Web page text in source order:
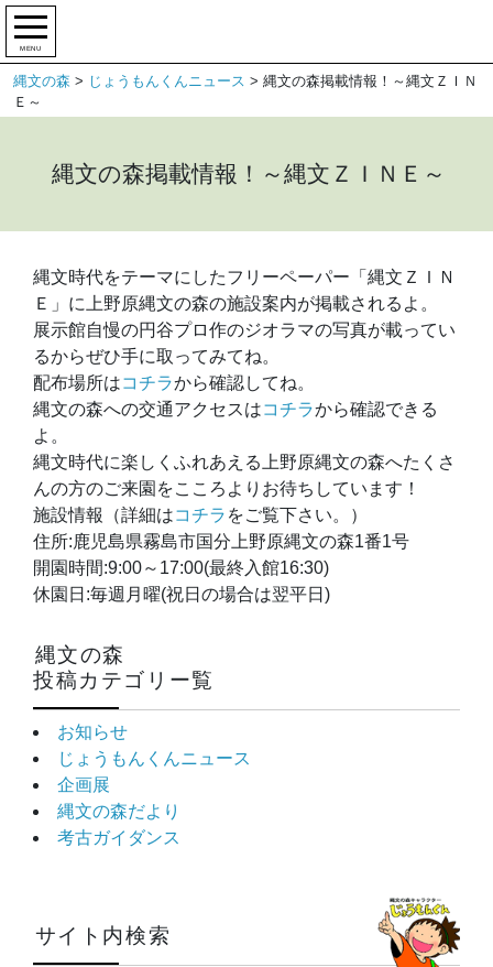
MENU
縄文の森 > じょうもんくんニュース > 縄文の森掲載情報！～縄文ＺＩＮ
Ｅ～
縄文の森掲載情報！～縄文ＺＩＮＥ～
縄文の森
投稿カテゴリー覧
お知らせ
じょうもんくんニュース
企画展
縄文の森だより
考古ガイダンス
サイト内検索
縄文時代をテーマにしたフリーペーパー「縄文ＺＩＮ
Ｅ」に上野原縄文の森の施設案内が掲載されるよ。
展示館自慢の円谷プロ作のジオラマの写真が載ってい
るからぜひ手に取ってみてね。
配布場所はコチラから確認してね。
縄文の森への交通アクセスはコチラから確認できる
よ。
縄文時代に楽しくふれあえる上野原縄文の森へたくさ
んの方のご来園をこころよりお待ちしています！
施設情報（詳細はコチラ をご覧下さい。）
住所:鹿児島県霧島市国分上野原縄文の森1番1号
開園時間:9:00～17:00(最終入館16:30)
休園日:毎週月曜(祝日の場合は翌平日)